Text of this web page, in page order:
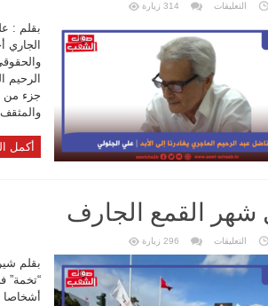
التعليقات على
الرحيم
الماجري
يغادرنا
الأبد
مغلقة
314 زيارة
الجاري
جزء من
أكمل
شهر القمع الجارف
التعليقات على
القمع
الجارف
296 زيارة
بقلم
“تخمة”
أشخاصا